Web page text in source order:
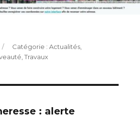
Catégories
Actualités,
Travaux
: alerte